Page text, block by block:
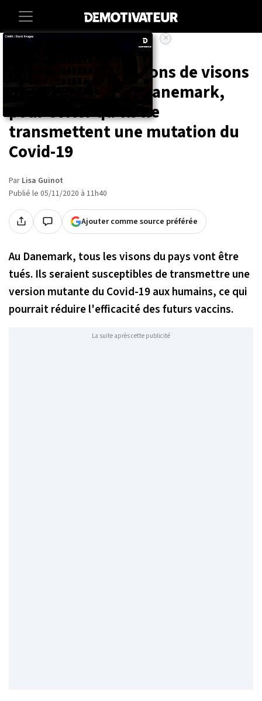
Entre 15 et 17 millions de visons
vont être tués au Danemark,
pour éviter qu'ils ne
transmettent une mutation du
Covid-19
Par Lisa Guinot
Publié le 05/11/2020 à 11h40
Ajouter comme source préférée
×
Au Danemark, tous les visons du pays vont être
tués. Ils seraient susceptibles de transmettre une
version mutante du Covid-19 aux humains, ce qui
pourrait réduire l'efficacité des futurs vaccins.
La suite après cette publicité